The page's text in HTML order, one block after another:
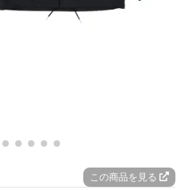
この商品を見る